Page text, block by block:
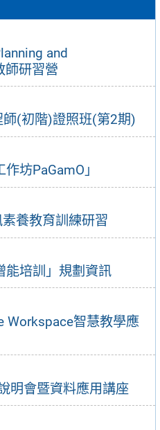
and
師研習營
(初階)證照班(第2期)
坊PaGamO」
養教育訓練研習
能培訓」規劃資訊
Workspace智慧教學應
明會暨資料應用講座